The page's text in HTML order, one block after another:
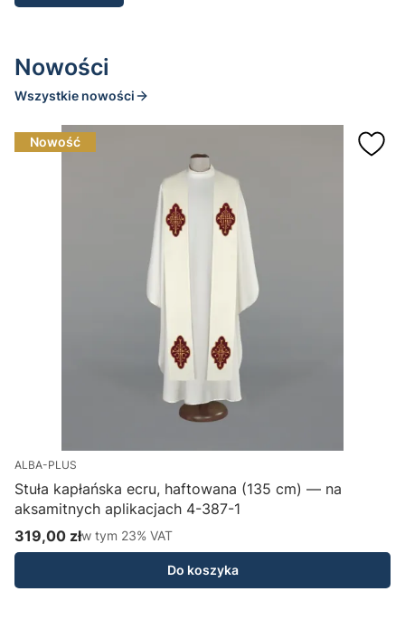
Nowości
Wszystkie nowości
Nowość
ALBA-PLUS
Stuła kapłańska ecru, haftowana (135 cm) — na
aksamitnych aplikacjach 4-387-1
Cena brutto
319,00 złw tym %s VAT
w tym 23% VAT
Do koszyka